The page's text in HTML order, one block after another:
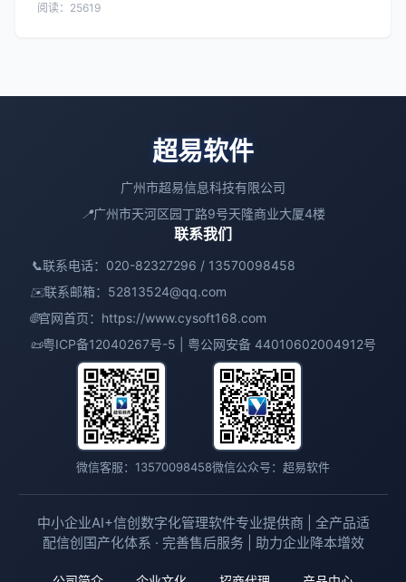
阅读：25619
超易软件
广州市超易信息科技有限公司
📍广州市天河区园丁路9号天隆商业大厦4楼
联系我们
📞联系电话：020-82327296 / 13570098458
✉️联系邮箱： 52813524@qq.com
🌐官网首页： https://www.cysoft168.com
📜粤ICP备12040267号-5 | 粤公网安备 44010602004912号
微信客服：13570098458微信公众号：超易软件
中小企业AI+信创数字化管理软件专业提供商 | 全产品适
配信创国产化体系 · 完善售后服务 | 助力企业降本增效